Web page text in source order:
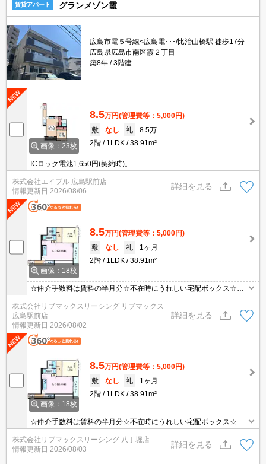
賃貸アパート グランメゾン霞
広島市電５号線<広島電･･･/比治山橋駅 徒歩17分
広島県広島市南区霞２丁目
築8年
3階建
画像：23枚
8.5万円(管理費等：5,000円)
敷
なし 礼
8.5万
2階
1LDK 38.91m²
ICロック電池1,650円(契約時)。
株式会社エイブル 広島駅前店
情報更新日 2026/08/06
詳細を見る
画像：18枚
8.5万円(管理費等：5,000円)
敷
なし 礼
1ヶ月
2階
1LDK 38.91m²
☆仲介手数料は賃料の半月分☆不在時にうれしい宅配ボックス☆ネ
ット無料☆都市ガスで光熱費節約☆追い焚き機能や温水洗浄便座な
ど人気の室内設備あり☆モニタ付オートロック完備でセキュリティ
ーは安心♪近隣にスーパーやコンビニがあり住環境良好☆彡
株式会社リブマックスリーシング リブマックス
広島駅前店
情報更新日 2026/08/02
詳細を見る
画像：18枚
8.5万円(管理費等：5,000円)
敷
なし 礼
1ヶ月
2階
1LDK 38.91m²
☆仲介手数料は賃料の半月分☆不在時にうれしい宅配ボックス☆ネ
ット無料☆都市ガスで光熱費節約☆追い焚き機能や温水洗浄便座な
ど人気の室内設備あり☆モニタ付オートロック完備でセキュリティ
ーは安心♪近隣にスーパーやコンビニがあり住環境良好☆彡
株式会社リブマックスリーシング 八丁堀店
情報更新日 2026/08/03
詳細を見る